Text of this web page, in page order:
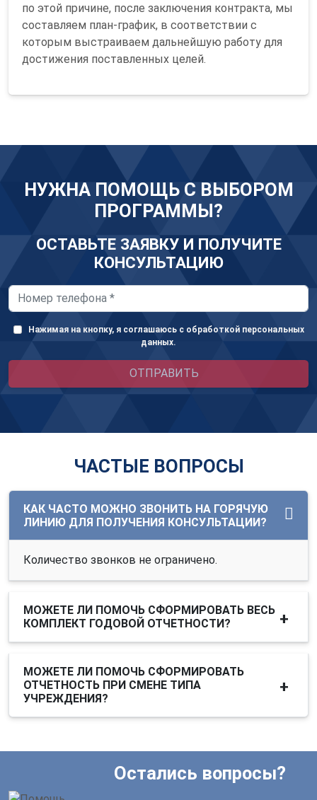
по этой причине, после заключения контракта, мы
составляем план-график, в соответствии с
которым выстраиваем дальнейшую работу для
достижения поставленных целей.
НУЖНА ПОМОЩЬ С ВЫБОРОМ
ПРОГРАММЫ?
ОСТАВЬТЕ ЗАЯВКУ И ПОЛУЧИТЕ
КОНСУЛЬТАЦИЮ
Нажимая на кнопку, я соглашаюсь с обработкой персональных
данных.
ОТПРАВИТЬ
ЧАСТЫЕ ВОПРОСЫ
КАК ЧАСТО МОЖНО ЗВОНИТЬ НА ГОРЯЧУЮ
ЛИНИЮ ДЛЯ ПОЛУЧЕНИЯ КОНСУЛЬТАЦИИ?
Количество звонков не ограничено.
МОЖЕТЕ ЛИ ПОМОЧЬ СФОРМИРОВАТЬ ВЕСЬ
КОМПЛЕКТ ГОДОВОЙ ОТЧЕТНОСТИ?
МОЖЕТЕ ЛИ ПОМОЧЬ СФОРМИРОВАТЬ
ОТЧЕТНОСТЬ ПРИ СМЕНЕ ТИПА
УЧРЕЖДЕНИЯ?
Остались вопросы?